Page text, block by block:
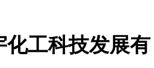
化工科技发展有